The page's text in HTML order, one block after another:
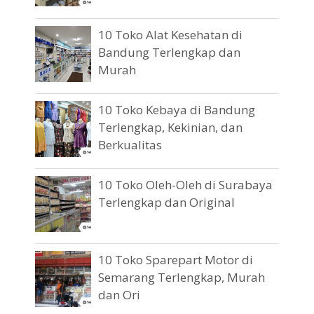
10 Toko Alat Kesehatan di
Bandung Terlengkap dan
Murah
10 Toko Kebaya di Bandung
Terlengkap, Kekinian, dan
Berkualitas
10 Toko Oleh-Oleh di Surabaya
Terlengkap dan Original
10 Toko Sparepart Motor di
Semarang Terlengkap, Murah
dan Ori